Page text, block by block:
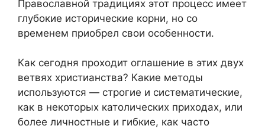
Православной традициях этот процесс имеет
глубокие исторические корни, но со
временем приобрел свои особенности.
Как сегодня проходит оглашение в этих двух
ветвях христианства? Какие методы
используются — строгие и систематические,
как в некоторых католических приходах, или
более личностные и гибкие, как часто